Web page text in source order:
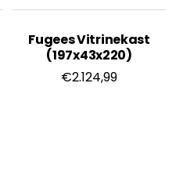
Fugees Vitrinekast
(197x43x220)
€2.124,99